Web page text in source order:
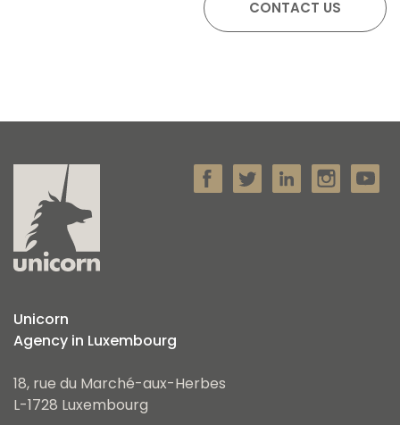
Unicorn
Agency in Luxembourg
18, rue du Marché-aux-Herbes
L-1728 Luxembourg